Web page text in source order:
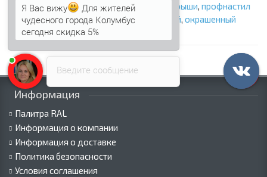
профлист кровельный ,профнастил для крыши, профнастил
несущий,несущий лист профилированный, окрашенный
профнастил
Информация
Палитра RAL
Информация о компании
Информация о доставке
Политика безопасности
Условия соглашения
Введите сообщение
Я Вас вижу
Для жителей
чудесного города Колумбус
сегодня скидка 5%